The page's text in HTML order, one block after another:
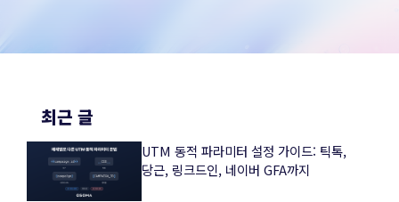
최근 글
UTM 동적 파라미터 설정 가이드: 틱톡,
당근, 링크드인, 네이버 GFA까지